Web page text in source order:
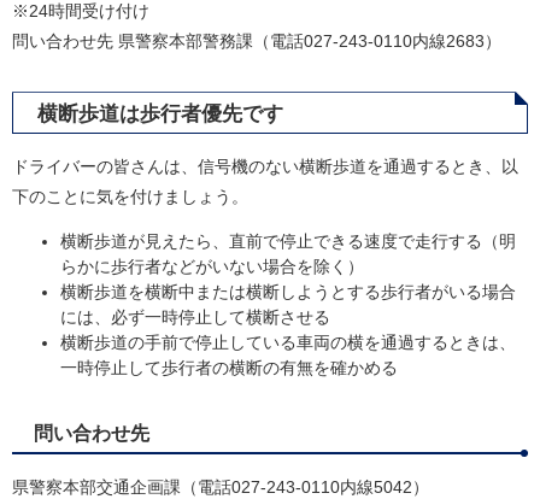
※24時間受け付け
問い合わせ先 県警察本部警務課（電話027-243-0110内線2683）
横断歩道は歩行者優先です
ドライバーの皆さんは、信号機のない横断歩道を通過するとき、以
下のことに気を付けましょう。
横断歩道が見えたら、直前で停止できる速度で走行する（明
らかに歩行者などがいない場合を除く）
横断歩道を横断中または横断しようとする歩行者がいる場合
には、必ず一時停止して横断させる
横断歩道の手前で停止している車両の横を通過するときは、
一時停止して歩行者の横断の有無を確かめる
問い合わせ先
県警察本部交通企画課（電話027-243-0110内線5042）